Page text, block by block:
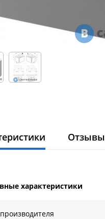
Отзывы
характеристики